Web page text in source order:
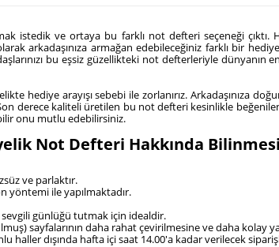
ve ortaya bu farklı not defteri seçeneği çıktı.
arkadaşınıza armağan edebileceğiniz farklı bir
bu eşsiz güzellikteki not defterleriyle dünyanın
hediye arayışı sebebi ile zorlanırız. Arkadaşınıza
derece kaliteli üretilen bu not defteri kesinlikle
onu mutlu edebilirsiniz.
Not Defteri Hakkında
ve parlaktır.
yöntemi ile yapılmaktadır.
günlüğü tutmak için idealdir.
sayfalarının daha rahat çevirilmesine ve daha kolay
haller dışında hafta içi saat 14.00'a kadar verilecek